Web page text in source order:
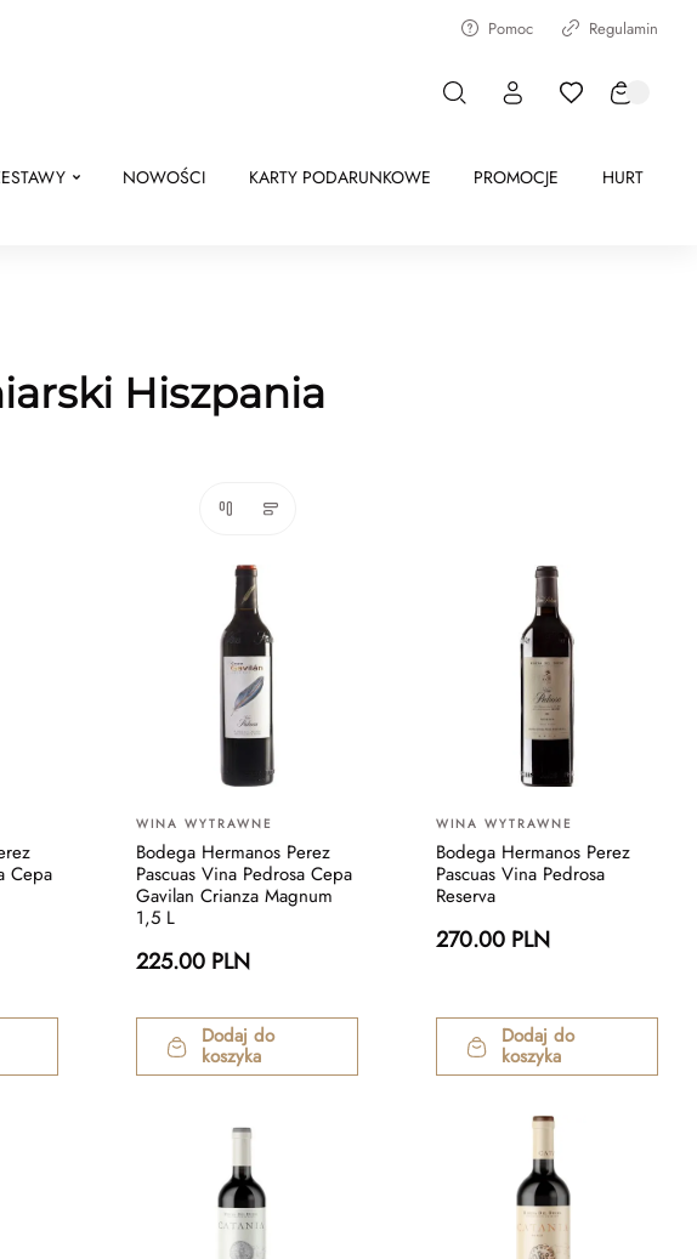
Pomoc Regulamin
NOWOŚCI KARTY PODARUNKOWE PROMOCJE HURT
Hiszpania
Cepa
WINA WYTRAWNE
Bodega Hermanos Perez
Pascuas Vina Pedrosa Cepa
Gavilan Crianza Magnum
1,5 L
225.00 PLN
Dodaj do
koszyka
WINA WYTRAWNE
Bodega Hermanos Perez
Pascuas Vina Pedrosa
Reserva
270.00 PLN
Dodaj do
koszyka